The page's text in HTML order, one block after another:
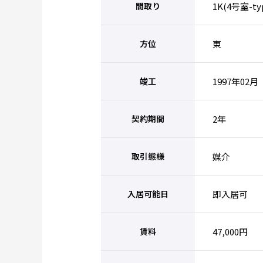
間取り 1K(4号室-
方位 東
竣工 1997年02月
契約期間 2年
取引態様 媒介
入居可能日 即入居可
賃料 47,000円